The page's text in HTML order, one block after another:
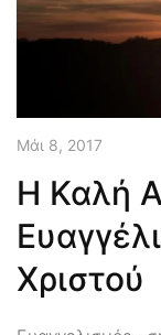
Μάι 8, 2017
Η Καλή
Χριστού